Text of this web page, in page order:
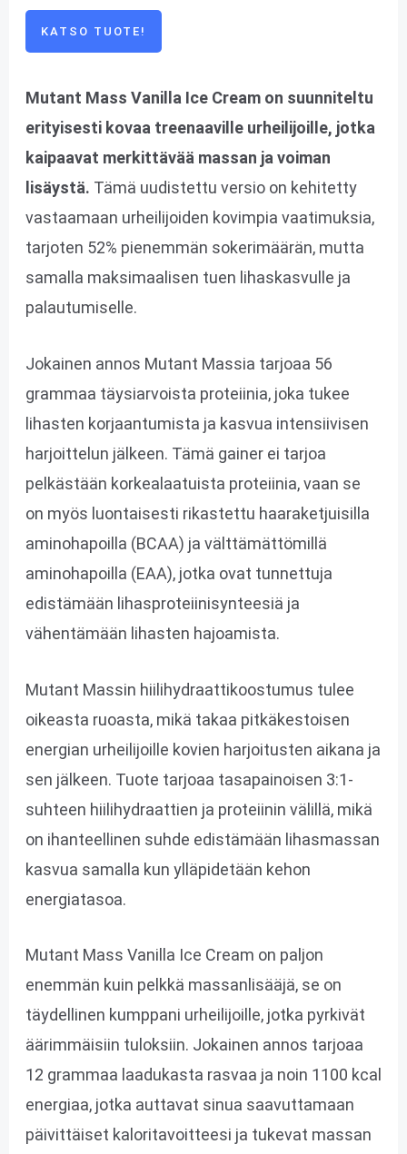
KATSO TUOTE!
Mutant Mass Vanilla Ice Cream on suunniteltu
erityisesti kovaa treenaaville urheilijoille, jotka
kaipaavat merkittävää massan ja voiman
lisäystä. Tämä uudistettu versio on kehitetty
vastaamaan urheilijoiden kovimpia vaatimuksia,
tarjoten 52% pienemmän sokerimäärän, mutta
samalla maksimaalisen tuen lihaskasvulle ja
palautumiselle.
Jokainen annos Mutant Massia tarjoaa 56
grammaa täysiarvoista proteiinia, joka tukee
lihasten korjaantumista ja kasvua intensiivisen
harjoittelun jälkeen. Tämä gainer ei tarjoa
pelkästään korkealaatuista proteiinia, vaan se
on myös luontaisesti rikastettu haaraketjuisilla
aminohapoilla (BCAA) ja välttämättömillä
aminohapoilla (EAA), jotka ovat tunnettuja
edistämään lihasproteiinisynteesiä ja
vähentämään lihasten hajoamista.
Mutant Massin hiilihydraattikoostumus tulee
oikeasta ruoasta, mikä takaa pitkäkestoisen
energian urheilijoille kovien harjoitusten aikana ja
sen jälkeen. Tuote tarjoaa tasapainoisen 3:1-
suhteen hiilihydraattien ja proteiinin välillä, mikä
on ihanteellinen suhde edistämään lihasmassan
kasvua samalla kun ylläpidetään kehon
energiatasoa.
Mutant Mass Vanilla Ice Cream on paljon
enemmän kuin pelkkä massanlisääjä, se on
täydellinen kumppani urheilijoille, jotka pyrkivät
äärimmäisiin tuloksiin. Jokainen annos tarjoaa
12 grammaa laadukasta rasvaa ja noin 1100 kcal
energiaa, jotka auttavat sinua saavuttamaan
päivittäiset kaloritavoitteesi ja tukevat massan